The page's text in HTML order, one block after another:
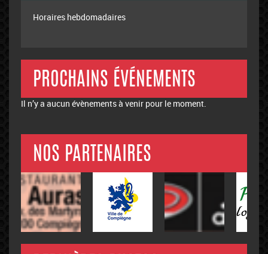
Horaires hebdomadaires
PROCHAINS ÉVÉNEMENTS
Il n’y a aucun évènements à venir pour le moment.
NOS PARTENAIRES